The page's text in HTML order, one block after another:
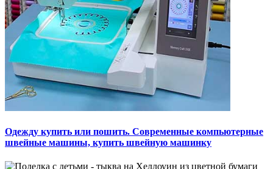
Одежду купить или пошить. Современные компьютерные
швейные машины, купить швейную машинку